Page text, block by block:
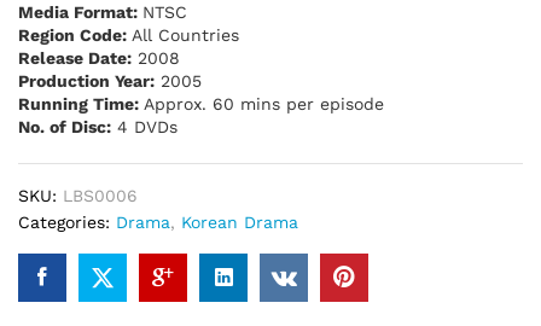
Media Format: NTSC
Region Code: All Countries
Release Date: 2008
Production Year: 2005
Running Time: Approx. 60 mins per episode
No. of Disc: 4 DVDs
SKU: LBS0006
Categories: Drama, Korean Drama